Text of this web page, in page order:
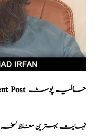
Recent Post حالیہ پوسٹ
نہایت بہترین مغلظ نسخہ